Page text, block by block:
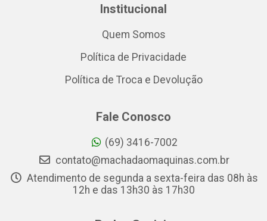
Institucional
Quem Somos
Política de Privacidade
Política de Troca e Devolução
Fale Conosco
(69) 3416-7002
contato@machadaomaquinas.com.br
Atendimento de segunda a sexta-feira das 08h às
12h e das 13h30 às 17h30